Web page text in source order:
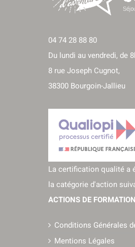
04 74 28 88 80
Du lundi au vendredi, de
8 rue Joseph Cugnot,
38300 Bourgoin-Jallieu
La certification qualité a
la catégorie d'action
ACTIONS DE FORMATION
Conditions Générales
Mentions Légales